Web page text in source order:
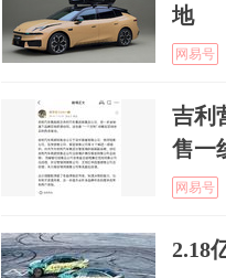
地
网易号
吉利
售一
网易号
2.18